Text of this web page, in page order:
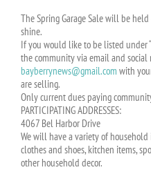
The Spring Garage Sale will be
shine.
If you would like to be listed under
the community via email and
bayberrynews@gmail.com with
are selling.
Only current dues paying
PARTICIPATING ADDRESSES:
4067 Bel Harbor Drive
We will have a variety of
clothes and shoes, kitchen items,
other household decor.